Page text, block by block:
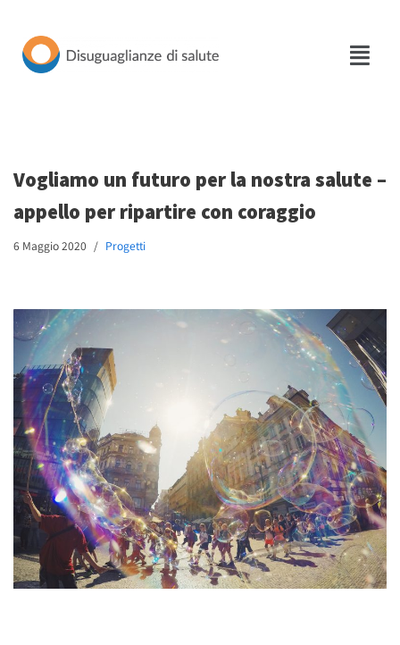
Vai
Vogliamo un futuro per la nostra salute –
appello per ripartire con coraggio
6 Maggio 2020 Progetti